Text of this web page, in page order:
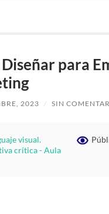
Diseñar para
2023 / SIN
visual.
crítica - Aula